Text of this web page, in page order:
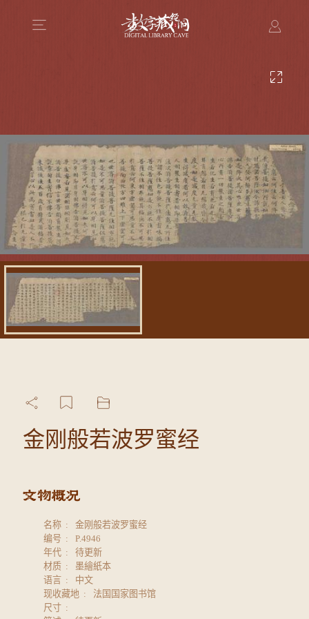
金刚般若波罗蜜经
名称
金刚般若波罗蜜经
编号
P.4946
年代
待更新
材质
墨繪紙本
语言
中文
现收藏地
法国国家图书馆
尺寸